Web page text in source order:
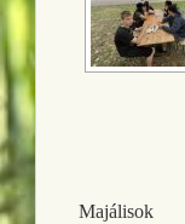
Majálisok